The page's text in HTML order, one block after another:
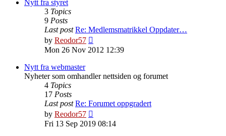
Nytt fra styret
3 Topics
9 Posts
Last post Re: Medlemsmatrikkel Oppdater…
by Reodor57
the
Mon 26 Nov 2012 12:39
Nytt fra webmaster
Nyheter som omhandler nettsiden og forumet
4 Topics
17 Posts
Last post Re: Forumet oppgradert
by Reodor57
the
Fri 13 Sep 2019 08:14